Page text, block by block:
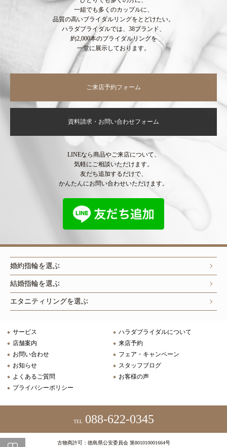
一組でも多くのカップルに、
品質の高いブライダルリングをとどけたい。
ハラダブライダルでは、38ブランド、
約2,000本のブライダルリングを
一堂に展示しております。
ご来店予約フォーム
資料請求・お問い合わせフォーム
LINEなら商品やご来店について、
気軽にご相談いただけます。
友だち追加するだけで、
かんたんにお問い合わせいただけます。
婚約指輪を選ぶ
結婚指輪を選ぶ
エタニティリングを選ぶ
サービス
ハラダブライダルについて
店舗案内
来店予約
お問い合わせ
フェア・キャンペーン
お知らせ
スタッフブログ
よくあるご質問
お客様の声
プライバシーポリシー
TEL 088-622-0345
古物商許可：徳島県公安委員会 第801010001664号